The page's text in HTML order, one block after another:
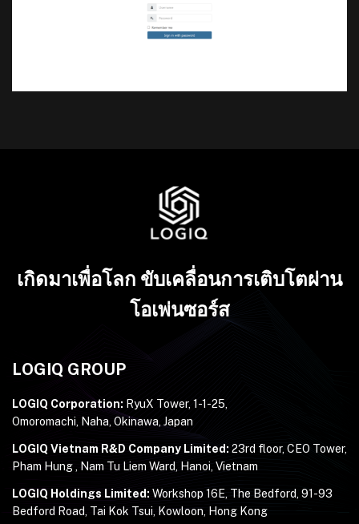
เกิดมาเพื่อโลก ขับเคลื่อนการเติบโตผ่าน
โอเพ่นซอร์ส
LOGIQ GROUP
LOGIQ Corporation: RyuX Tower, 1-1-25,
Omoromachi, Naha, Okinawa, Japan
LOGIQ Vietnam R&D Company Limited: 23rd floor, CEO Tower,
Pham Hung , Nam Tu Liem Ward, Hanoi, Vietnam
LOGIQ Holdings Limited: Workshop 16E, The Bedford, 91-93
Bedford Road, Tai Kok Tsui, Kowloon, Hong Kong